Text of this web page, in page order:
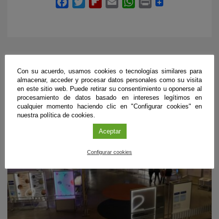
PRÓXIMOS EVENTOS
Con su acuerdo, usamos cookies o tecnologías similares para
almacenar, acceder y procesar datos personales como su visita
en este sitio web. Puede retirar su consentimiento u oponerse al
procesamiento de datos basado en intereses legítimos en
cualquier momento haciendo clic en "Configurar cookies" en
nuestra política de cookies.
Aceptar
Configurar cookies